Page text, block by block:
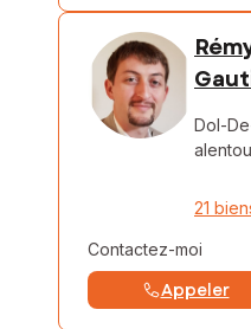
Dol-
21
Contactez-moi
Appeler